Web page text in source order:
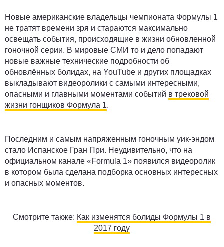
Новые американские владельцы чемпионата Формулы 1
не тратят времени зря и стараются максимально
освещать события, происходящие в жизни обновленной
гоночной серии. В мировые СМИ то и дело попадают
новые важные технические подробности об
обновлённых болидах, на YouTube и других площадках
выкладывают видеоролики с самыми интересными,
опасными и главными моментами событий в трековой
жизни гонщиков Формула 1.
Последним и самым напряженным гоночным уик-эндом
стало Испанское Гран При. Неудивительно, что на
официальном канале «Formula 1» появился видеоролик
в котором была сделана подборка основных интересных
и опасных моментов.
Смотрите также: Как изменятся болиды Формулы 1 в
2017 году